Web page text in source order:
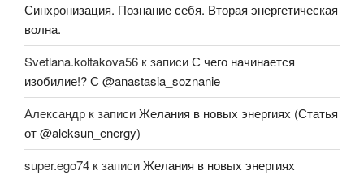
Синхронизация. Познание себя. Вторая энергетическая
волна.
Svetlana.koltakova56 к записиС чего начинается
изобилие!? С @anastasia_soznanie
Александр к записиЖелания в новых энергиях (Статья
от @aleksun_energy)
super.ego74 к записиЖелания в новых энергиях